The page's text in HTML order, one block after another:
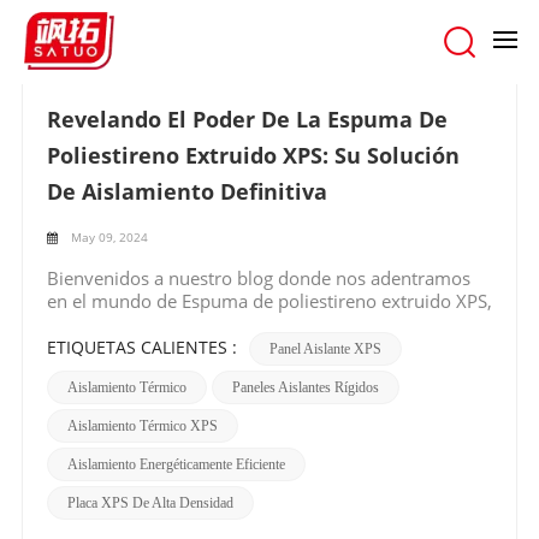
Revelando El Poder De La Espuma De
Poliestireno Extruido XPS: Su Solución
De Aislamiento Definitiva
May 09, 2024
Bienvenidos a nuestro blog donde nos adentramos
en el mundo de Espuma de poliestireno extruido XPS,
panorama del aislamiento. En esta publicación,
aplicaciones versátiles de la espuma XPS que la
convierten en la mejor opción para constructores,
arquitectos y entusiastas del bricolaje.Rendimiento
térmico inigualable:La espuma XPS destaca por sus
Su estructura de celda cerrada crea una barrera
ETIQUETAS CALIENTES : Panel Aislante XPS
Aislamiento Térmico Paneles Aislantes Rígidos
Aislamiento Térmico XPS
Aislamiento Energéticamente Eficiente
Placa XPS De Alta Densidad